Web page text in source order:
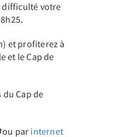
difficulté votre
et profiterez à
et le Cap de
Cap de
ou par internet